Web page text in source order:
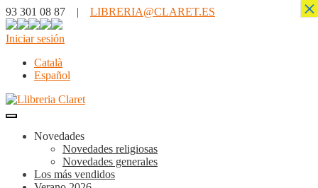
93 301 08 87 | LIBRERIA@CLARET.ES
Iniciar sesión
Català
Español
Novedades
Novedades religiosas
Novedades generales
Los más vendidos
×